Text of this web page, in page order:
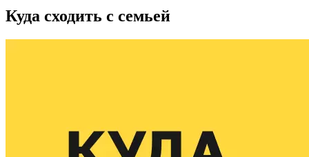
Куда сходить с семьей